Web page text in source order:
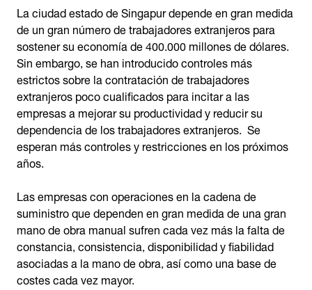
La ciudad estado de Singapur depende en gran medida
de un gran número de trabajadores extranjeros para
sostener su economía de 400.000 millones de dólares.
Sin embargo, se han introducido controles más
estrictos sobre la contratación de trabajadores
extranjeros poco cualificados para incitar a las
empresas a mejorar su productividad y reducir su
dependencia de los trabajadores extranjeros. Se
esperan más controles y restricciones en los próximos
años.
Las empresas con operaciones en la cadena de
suministro que dependen en gran medida de una gran
mano de obra manual sufren cada vez más la falta de
constancia, consistencia, disponibilidad y fiabilidad
asociadas a la mano de obra, así como una base de
costes cada vez mayor.